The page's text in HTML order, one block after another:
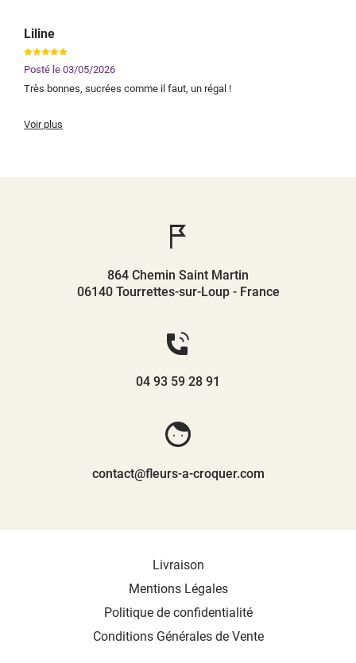
Liline
Posté le 03/05/2026
Très bonnes, sucrées comme il faut, un régal !
Voir plus
864 Chemin Saint Martin
06140 Tourrettes-sur-Loup - France
04 93 59 28 91
contact@fleurs-a-croquer.com
Livraison
Mentions Légales
Politique de confidentialité
Conditions Générales de Vente